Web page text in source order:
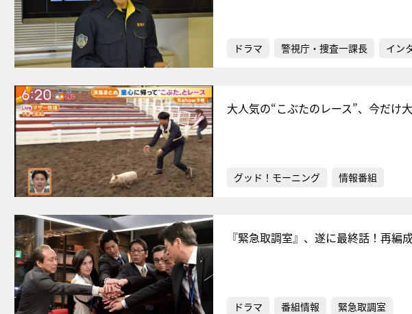
ドラマ 警視庁・捜査一課長 イン
大人気の“こぶたのレース”、今だけ
グッド！モーニング 情報番組
『緊急取調室』、遂に最終話！再
ドラマ 番組情報 緊急取調室